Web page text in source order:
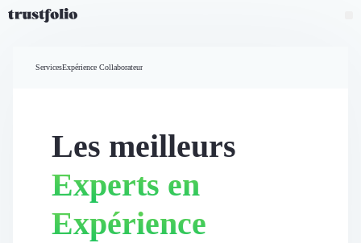
Widgets d'avis
Partage d’avis multicanal
Vidéo de témoignage
Parrainage
Intent data
Accueil
ServicesExpérience Collaborateur
Les meilleurs
Experts en
Expérience